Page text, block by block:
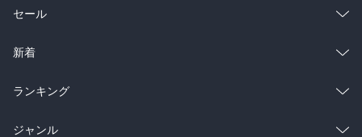
総合
ラノベ
雑誌・グラビア
BL・TL
セール
総合
ラノベ
雑誌・グラビア
新着
総合
ラノベ
ランキング
総合
ジャンル